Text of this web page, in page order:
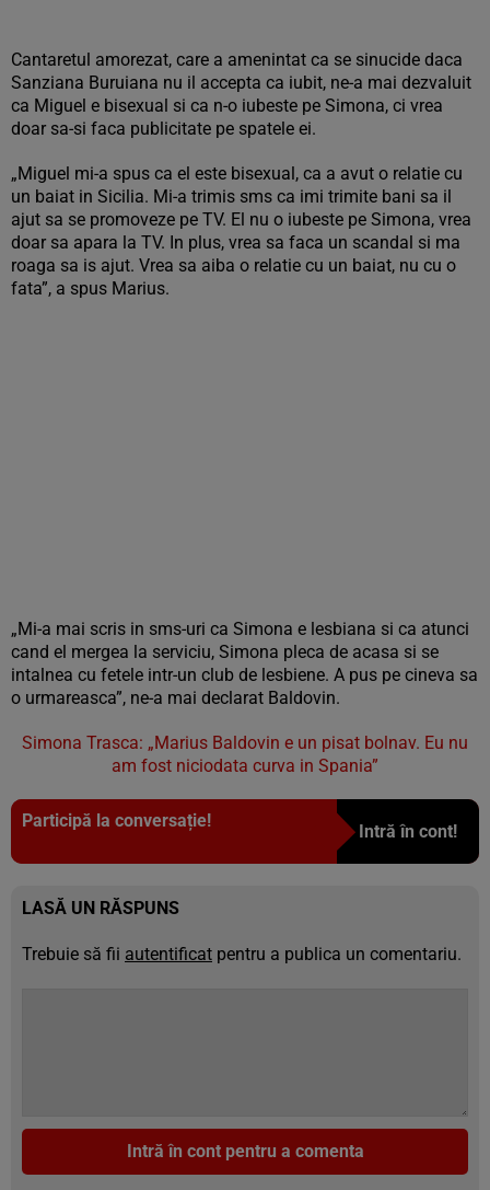
Cantaretul amorezat, care a amenintat ca se sinucide daca
Sanziana Buruiana nu il accepta ca iubit, ne-a mai dezvaluit
ca Miguel e bisexual si ca n-o iubeste pe Simona, ci vrea
doar sa-si faca publicitate pe spatele ei.
„Miguel mi-a spus ca el este bisexual, ca a avut o relatie cu
un baiat in Sicilia. Mi-a trimis sms ca imi trimite bani sa il
ajut sa se promoveze pe TV. El nu o iubeste pe Simona, vrea
doar sa apara la TV. In plus, vrea sa faca un scandal si ma
roaga sa is ajut. Vrea sa aiba o relatie cu un baiat, nu cu o
fata”, a spus Marius.
„Mi-a mai scris in sms-uri ca Simona e lesbiana si ca atunci
cand el mergea la serviciu, Simona pleca de acasa si se
intalnea cu fetele intr-un club de lesbiene. A pus pe cineva sa
o urmareasca”, ne-a mai declarat Baldovin.
Simona Trasca: „Marius Baldovin e un pisat bolnav. Eu nu
am fost niciodata curva in Spania”
Participă la conversație!
Intră în cont!
LASĂ UN RĂSPUNS
Trebuie să fii autentificat pentru a publica un comentariu.
Intră în cont pentru a comenta